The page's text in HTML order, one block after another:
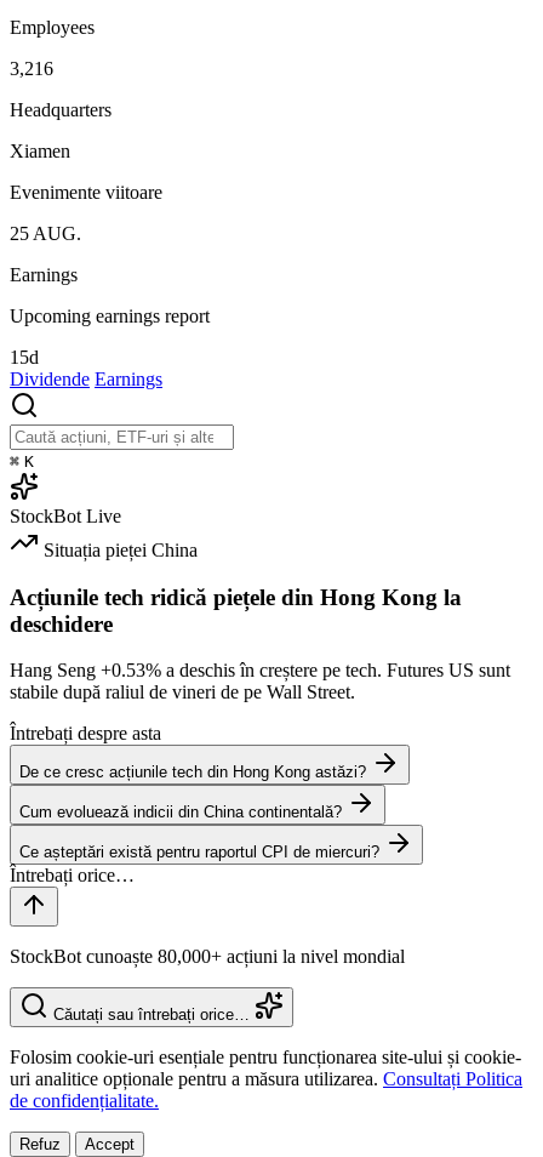
Employees
3,216
Headquarters
Xiamen
Evenimente viitoare
25 AUG.
Earnings
Upcoming earnings report
15d
Dividende Earnings
⌘ K
StockBot Live
Situația pieței China
Acțiunile tech ridică piețele din Hong Kong la
deschidere
Hang Seng +0.53% a deschis în creștere pe tech. Futures US sunt
stabile după raliul de vineri de pe Wall Street.
Întrebați despre asta
De ce cresc acțiunile tech din Hong Kong astăzi?
Cum evoluează indicii din China continentală?
Ce așteptări există pentru raportul CPI de miercuri?
StockBot cunoaște 80,000+ acțiuni la nivel mondial
Căutați sau întrebați orice…
Folosim cookie-uri esențiale pentru funcționarea site-ului și cookie-
uri analitice opționale pentru a măsura utilizarea. Consultați Politica
de confidențialitate.
Refuz Accept